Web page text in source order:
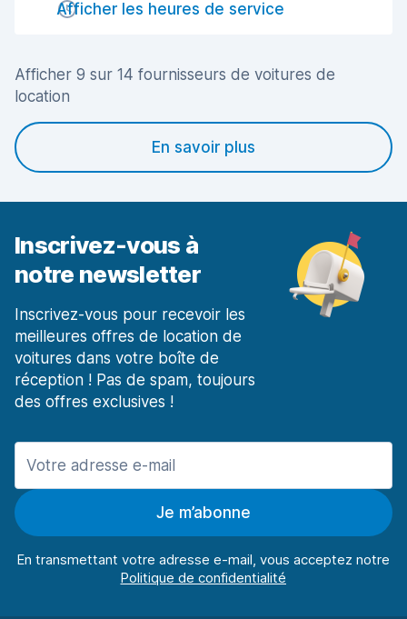
État du véhicule
Afficher les heures de service
Afficher 9 sur 14 fournisseurs de voitures de
location
En savoir plus
Inscrivez-vous à
notre newsletter
Inscrivez-vous pour recevoir les
meilleures offres de location de
voitures dans votre boîte de
réception ! Pas de spam, toujours
des offres exclusives !
Je m’abonne
En transmettant votre adresse e-mail, vous acceptez notre